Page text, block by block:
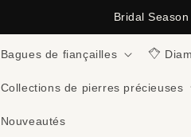
Bridal
Bagues de fiançailles
Collections de pierres précieuses
Nouveautés